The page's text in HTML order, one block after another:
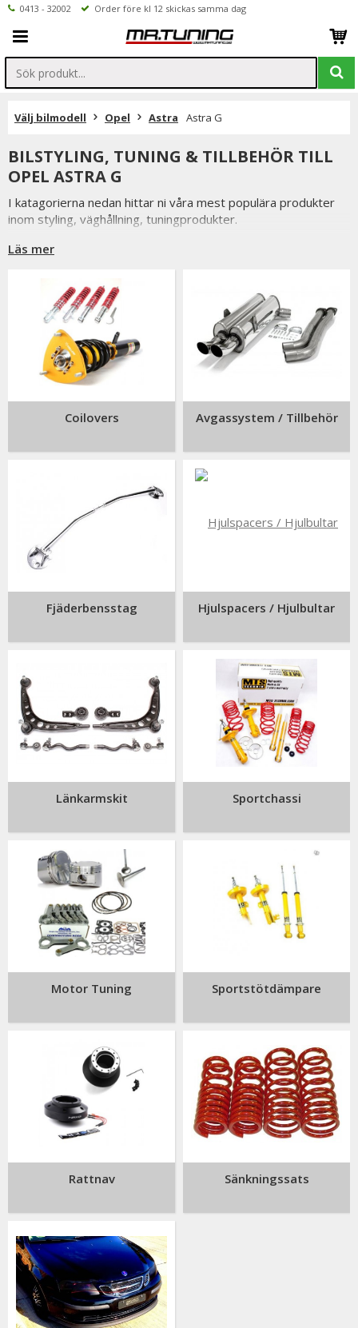
0413 - 32002 Order före kl 12 skickas samma dag
Välj bilmodell Opel Astra Astra G
BILSTYLING, TUNING & TILLBEHÖR TILL
OPEL ASTRA G
I katagorierna nedan hittar ni våra mest populära produkter
inom styling, väghållning, tuningprodukter.
Är det något som du funderar över eller inte hittar i vårt
Till Opel Astra G.
Läs mer
Coilovers Avgassystem / Tillbehör
Fjäderbensstag Hjulspacers / Hjulbultar
Länkarmskit Sportchassi
Motor Tuning Sportstötdämpare
Rattnav Sänkningssats